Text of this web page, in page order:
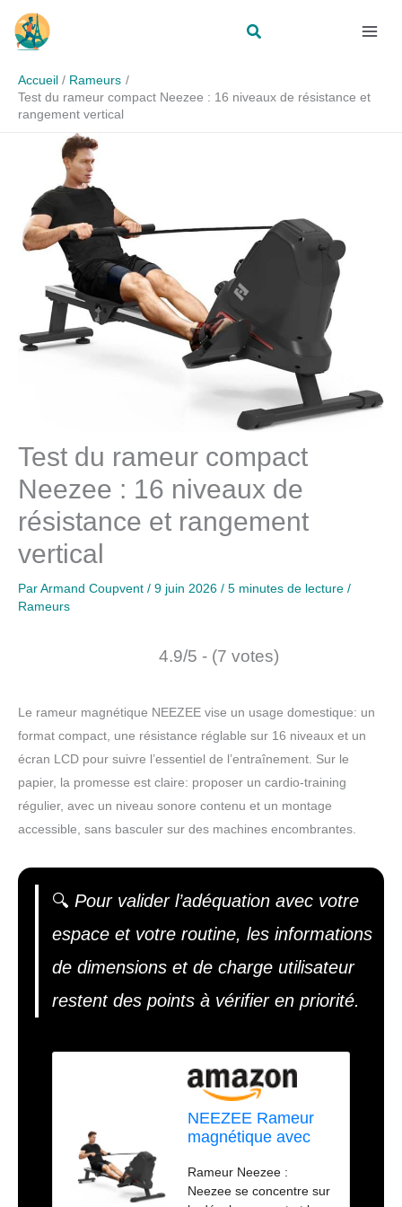
Accueil
Rameurs
Test du rameur compact Neezee : 16 niveaux de résistance et
rangement vertical
Test du rameur compact
Neezee : 16 niveaux de
résistance et rangement
vertical
ParArmand Coupvent / 9 juin 2026 / 5 minutes de lecture /
Rameurs
4.9/5 - (7 votes)
Le rameur magnétique NEEZEE vise un usage domestique: un
format compact, une résistance réglable sur 16 niveaux et un
écran LCD pour suivre l’essentiel de l’entraînement. Sur le
papier, la promesse est claire: proposer un cardio-training
régulier, avec un niveau sonore contenu et un montage
accessible, sans basculer sur des machines encombrantes.
🔍 Pour valider l’adéquation avec votre
espace et votre routine, les informations
de dimensions et de charge utilisateur
restent des points à vérifier en priorité.
NEEZEE Rameur
magnétique avec
résistance, rameur
compact avec écran
Rameur Neezee :
Neezee se concentre sur
Rechercher